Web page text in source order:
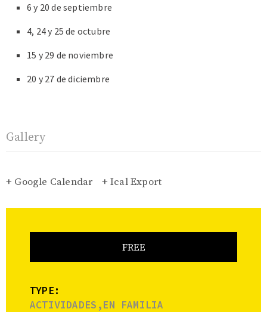
6 y 20 de septiembre
4, 24 y 25 de octubre
15 y 29 de noviembre
20 y 27 de diciembre
Gallery
+ Google Calendar + Ical Export
FREE
TYPE:
ACTIVIDADES,EN FAMILIA